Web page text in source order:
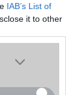
IAB’s List of
it to other
including but
party tags to
Ft
490)